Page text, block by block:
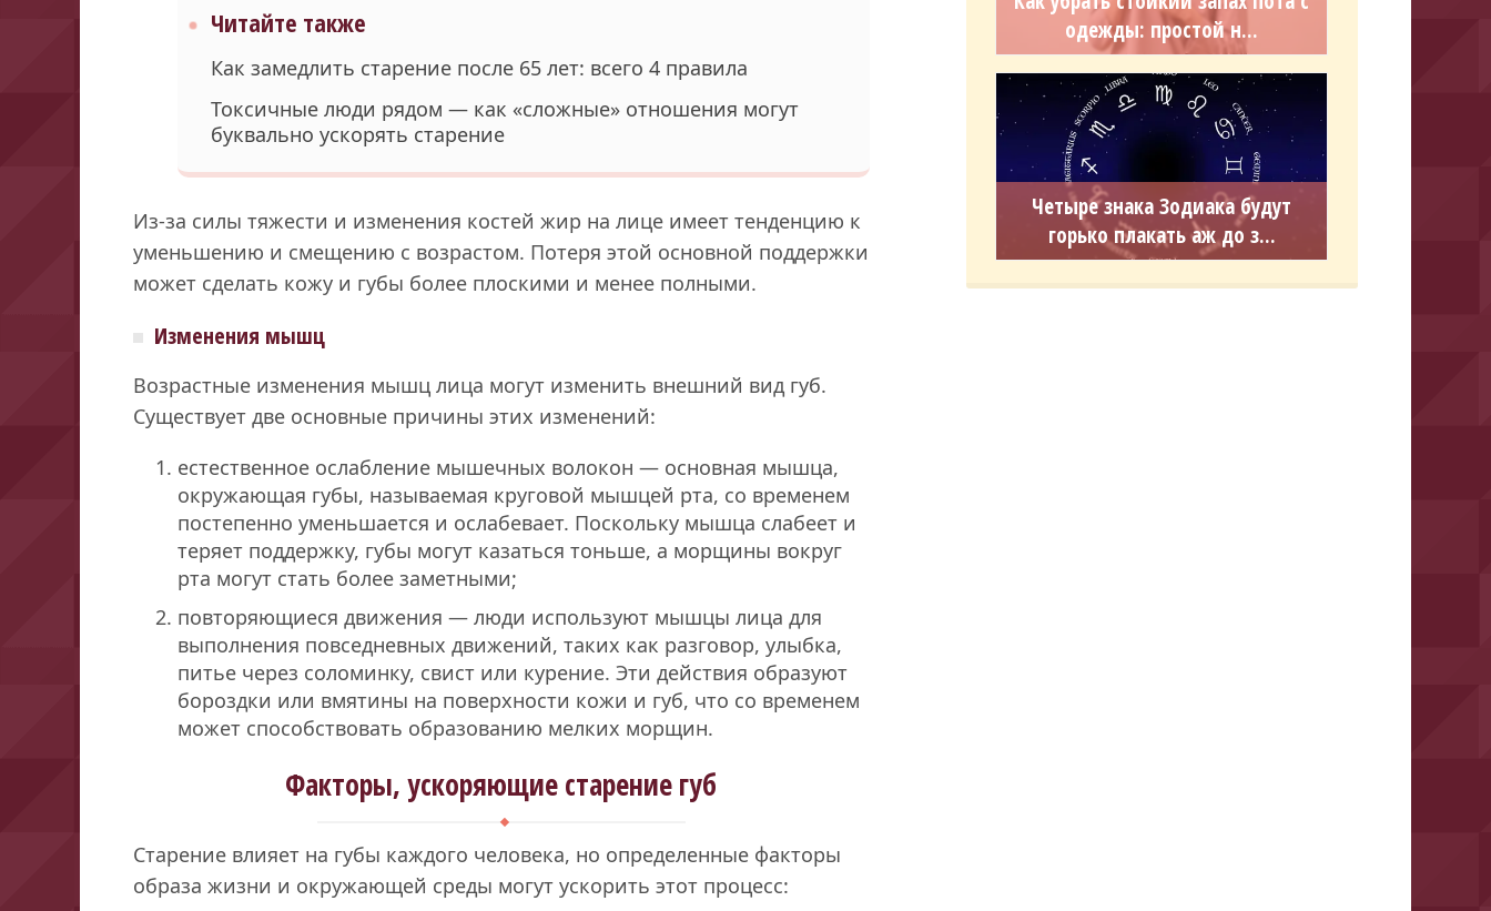
Читайте также
Как замедлить старение после 65 лет: всего 4 правила
Токсичные люди рядом — как «сложные» отношения могут
буквально ускорять старение
Из-за силы тяжести и изменения костей жир на лице имеет тенденцию к
уменьшению и смещению с возрастом. Потеря этой основной поддержки
может сделать кожу и губы более плоскими и менее полными.
Изменения мышц
Возрастные изменения мышц лица могут изменить внешний вид губ.
Существует две основные причины этих изменений:
естественное ослабление мышечных волокон — основная мышца,
окружающая губы, называемая круговой мышцей рта, со временем
постепенно уменьшается и ослабевает. Поскольку мышца слабеет и
теряет поддержку, губы могут казаться тоньше, а морщины вокруг
рта могут стать более заметными;
повторяющиеся движения — люди используют мышцы лица для
выполнения повседневных движений, таких как разговор, улыбка,
питье через соломинку, свист или курение. Эти действия образуют
бороздки или вмятины на поверхности кожи и губ, что со временем
может способствовать образованию мелких морщин.
Факторы, ускоряющие старение губ
Старение влияет на губы каждого человека, но определенные факторы
образа жизни и окружающей среды могут ускорить этот процесс:
одежды: простой н...
Четыре знака Зодиака будут
горько плакать аж до з...